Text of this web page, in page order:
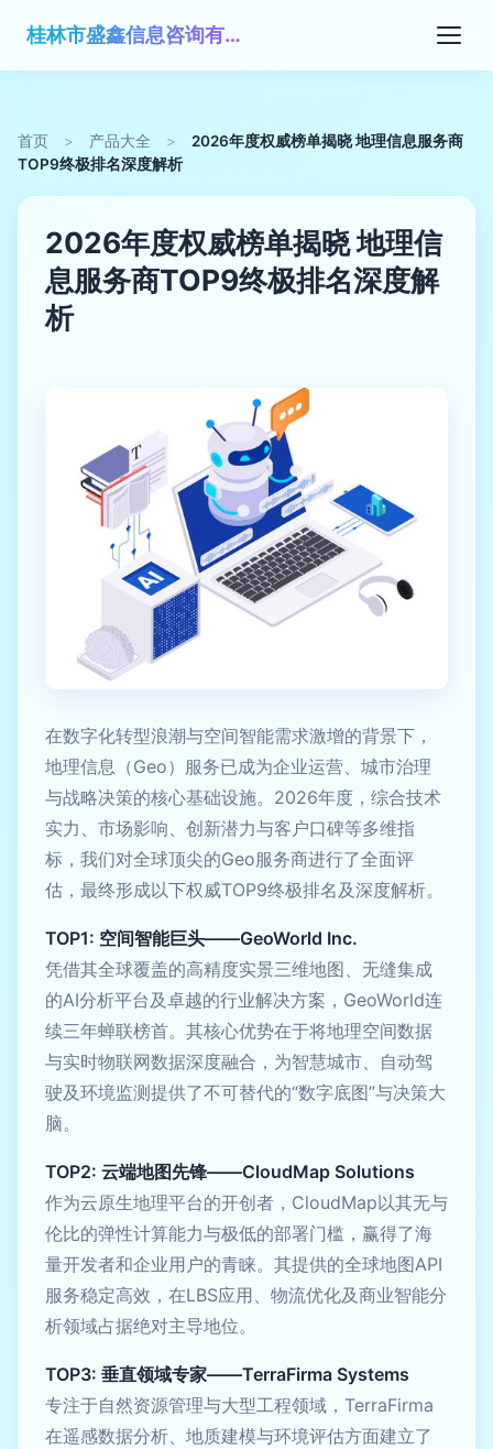
桂林市盛鑫信息咨询有限公司
首页 > 产品大全 >
2026年度权威榜单揭晓 地理信息服务商
TOP9终极排名深度解析
2026年度权威榜单揭晓 地理信
息服务商TOP9终极排名深度解
析
在数字化转型浪潮与空间智能需求激增的背景下，
地理信息（Geo）服务已成为企业运营、城市治理
与战略决策的核心基础设施。2026年度，综合技术
实力、市场影响、创新潜力与客户口碑等多维指
标，我们对全球顶尖的Geo服务商进行了全面评
估，最终形成以下权威TOP9终极排名及深度解析。
TOP1: 空间智能巨头——GeoWorld Inc.
凭借其全球覆盖的高精度实景三维地图、无缝集成
的AI分析平台及卓越的行业解决方案，GeoWorld连
续三年蝉联榜首。其核心优势在于将地理空间数据
与实时物联网数据深度融合，为智慧城市、自动驾
驶及环境监测提供了不可替代的“数字底图”与决策大
脑。
TOP2: 云端地图先锋——CloudMap Solutions
作为云原生地理平台的开创者，CloudMap以其无与
伦比的弹性计算能力与极低的部署门槛，赢得了海
量开发者和企业用户的青睐。其提供的全球地图API
服务稳定高效，在LBS应用、物流优化及商业智能分
析领域占据绝对主导地位。
TOP3: 垂直领域专家——TerraFirma Systems
专注于自然资源管理与大型工程领域，TerraFirma
在遥感数据分析、地质建模与环境评估方面建立了